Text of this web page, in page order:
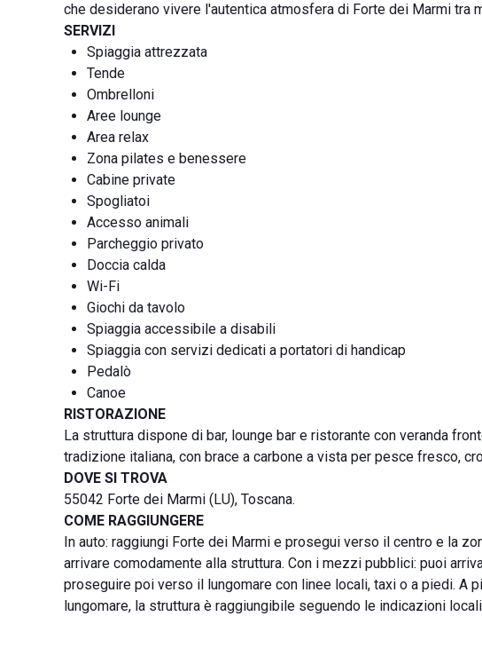
che desiderano vivere l'autentica atmosfera di Forte dei Marmi tra
SERVIZI
Spiaggia attrezzata
Tende
Ombrelloni
Aree lounge
Area relax
Zona pilates e benessere
Cabine private
Spogliatoi
Accesso animali
Parcheggio privato
Doccia calda
Wi-Fi
Giochi da tavolo
Spiaggia accessibile a disabili
Spiaggia con servizi dedicati a portatori di handicap
Pedalò
Canoe
RISTORAZIONE
La struttura dispone di bar, lounge bar e ristorante con veranda
tradizione italiana, con brace a carbone a vista per pesce fresco,
DOVE SI TROVA
55042 Forte dei Marmi (LU), Toscana.
COME RAGGIUNGERE
In auto: raggiungi Forte dei Marmi e prosegui verso il centro e la
arrivare comodamente alla struttura. Con i mezzi pubblici: puoi
proseguire poi verso il lungomare con linee locali, taxi o a piedi. A
lungomare, la struttura è raggiungibile seguendo le indicazioni